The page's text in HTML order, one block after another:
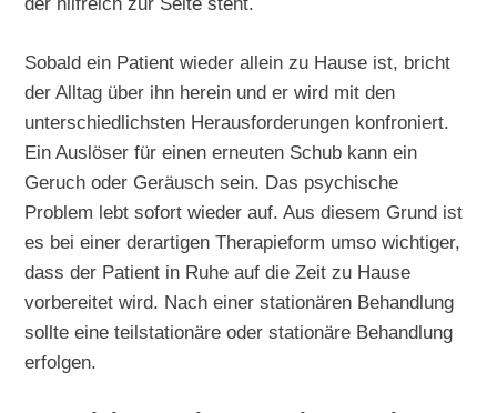
Sobald ein Patient wieder allein zu Hause ist, bricht
der Alltag über ihn herein und er wird mit den
unterschiedlichsten Herausforderungen konfroniert.
Ein Auslöser für einen erneuten Schub kann ein
Geruch oder Geräusch sein. Das psychische
Problem lebt sofort wieder auf. Aus diesem Grund ist
es bei einer derartigen Therapieform umso wichtiger,
dass der Patient in Ruhe auf die Zeit zu Hause
vorbereitet wird. Nach einer stationären Behandlung
sollte eine teilstationäre oder stationäre Behandlung
erfolgen.